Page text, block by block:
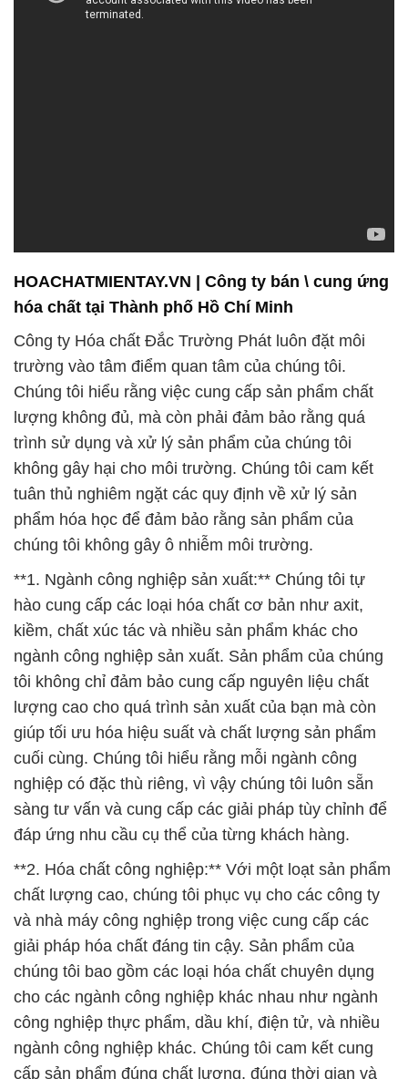
không gây hại cho môi trường. Chúng tôi cam kết
tuân thủ nghiêm ngặt các quy định về xử lý sản
phẩm hóa học để đảm bảo rằng sản phẩm của
chúng tôi không gây ô nhiễm môi trường.
**1. Ngành công nghiệp sản xuất:** Chúng tôi tự
hào cung cấp các loại hóa chất cơ bản như axit,
kiềm, chất xúc tác và nhiều sản phẩm khác cho
ngành công nghiệp sản xuất. Sản phẩm của chúng
tôi không chỉ đảm bảo cung cấp nguyên liệu chất
lượng cao cho quá trình sản xuất của bạn mà còn
giúp tối ưu hóa hiệu suất và chất lượng sản phẩm
cuối cùng. Chúng tôi hiểu rằng mỗi ngành công
nghiệp có đặc thù riêng, vì vậy chúng tôi luôn sẵn
sàng tư vấn và cung cấp các giải pháp tùy chỉnh để
đáp ứng nhu cầu cụ thể của từng khách hàng.
**2. Hóa chất công nghiệp:** Với một loạt sản phẩm
chất lượng cao, chúng tôi phục vụ cho các công ty
và nhà máy công nghiệp trong việc cung cấp các
giải pháp hóa chất đáng tin cậy. Sản phẩm của
chúng tôi bao gồm các loại hóa chất chuyên dụng
cho các ngành công nghiệp khác nhau như ngành
công nghiệp thực phẩm, dầu khí, điện tử, và nhiều
ngành công nghiệp khác. Chúng tôi cam kết cung
cấp sản phẩm đúng chất lượng, đúng thời gian và
đúng giá trị cho khách hàng của mình.
Chúng tôi tự hào là một đối tác đáng tin cậy trong
lĩnh vực hóa chất công nghiệp và luôn nỗ lực không
ngừng để đảm bảo rằng sản phẩm của chúng tôi
đáp ứng được tất cả các yêu cầu của khách hàng.
Chúng tôi hy vọng có cơ hội hợp tác với bạn để
cùng phát triển và tạo ra giải pháp hiệu quả cho
ngành công nghiệp của bạn.